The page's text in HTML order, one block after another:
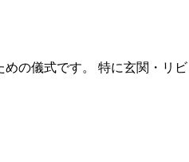
の儀式です。 特に玄関・リ